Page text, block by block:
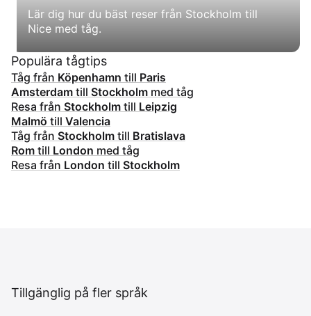
Lär dig hur du bäst reser från Stockholm till
Nice med tåg.
Populära tågtips
Tåg från Köpenhamn till Paris
Amsterdam till Stockholm med tåg
Resa från Stockholm till Leipzig
Malmö till Valencia
Tåg från Stockholm till Bratislava
Rom till London med tåg
Resa från London till Stockholm
Tillgänglig på fler språk